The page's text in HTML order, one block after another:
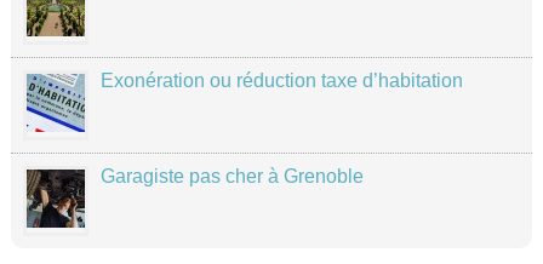
Exonération ou réduction taxe d’habitation
Garagiste pas cher à Grenoble